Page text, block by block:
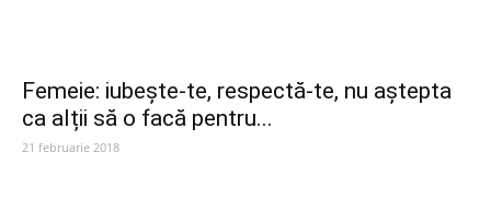
Femeie: iubește-te, respectă-te, nu aștepta
ca alții să o facă pentru...
21 februarie 2018